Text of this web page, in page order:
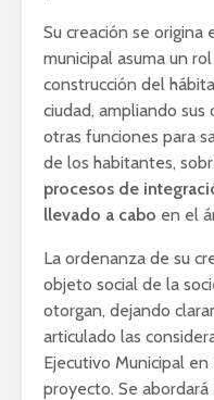
Su creación se
municipal asuma un
construcción del
ciudad, ampliando
otras funciones para
de los habitantes,
procesos de
llevado a cabo en el
La ordenanza de su
objeto social de la
otorgan, dejando
articulado las
Ejecutivo Municipal
proyecto. Se